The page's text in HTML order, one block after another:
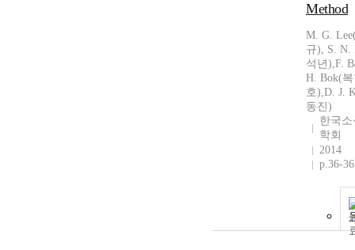
Method
M. G.
규), S. N.
석년),F.
H. Bok(
호),D. J.
동진)
한국
학회
2014
p.36-36